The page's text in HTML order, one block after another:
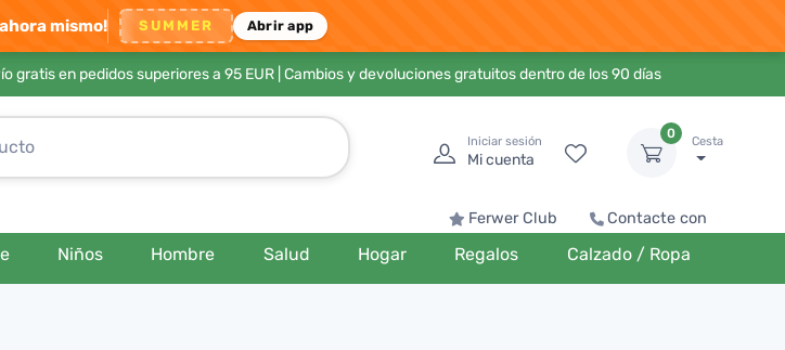
mismo! SUMMER Abrir app
gratis en pedidos superiores a 95 EUR| Cambios y devoluciones gratuitos dentro de los 90 días
Iniciar sesión
Mi cuenta
0
Cesta
Ferwer Club Contacte con
Niños Hombre Salud Hogar Regalos Calzado / Ropa